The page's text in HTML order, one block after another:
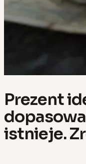
Prezent
istnieje.